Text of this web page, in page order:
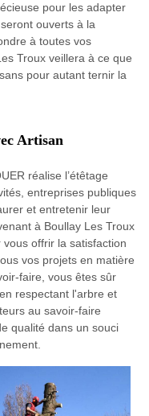
pour les adapter
ouverts à la
à toutes vos
Troux veillera à ce que
pour autant ternir la
Artisan
réalise l’étêtage
entreprises publiques
et entretenir leur
à Boullay Les Troux
vous offrir la satisfaction
vos projets en matière
faire, vous êtes sûr
respectant l'arbre et
au savoir-faire
qualité dans un souci